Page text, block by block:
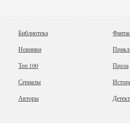
Библиотека
Новинки
Топ 100
Сериалы
Авторы
Проза